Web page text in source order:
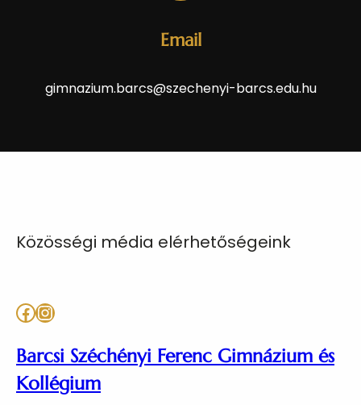
Email
gimnazium.barcs@szechenyi-barcs.edu.hu
Közösségi média elérhetőségeink
Facebook Instagram
Barcsi Széchényi Ferenc Gimnázium és
Kollégium